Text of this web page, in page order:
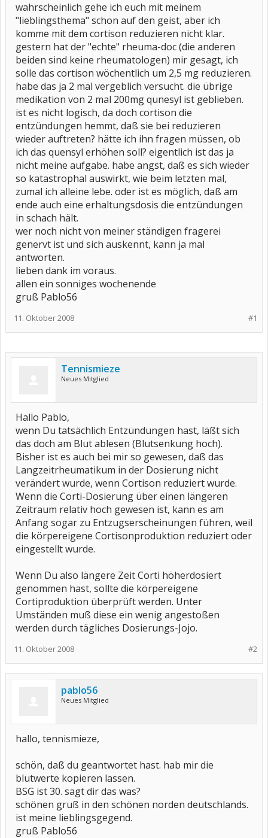
wahrscheinlich gehe ich euch mit meinem
"lieblingsthema" schon auf den geist, aber ich
komme mit dem cortison reduzieren nicht klar.
gestern hat der "echte" rheuma-doc (die anderen
beiden sind keine rheumatologen) mir gesagt, ich
solle das cortison wöchentlich um 2,5 mg reduzieren.
habe das ja 2 mal vergeblich versucht. die übrige
medikation von 2 mal 200mg qunesyl ist geblieben.
ist es nicht logisch, da doch cortison die
entzündungen hemmt, daß sie bei reduzieren
wieder auftreten? hätte ich ihn fragen müssen, ob
ich das quensyl erhöhen soll? eigentlich ist das ja
nicht meine aufgabe. habe angst, daß es sich wieder
so katastrophal auswirkt, wie beim letzten mal,
zumal ich alleine lebe. oder ist es möglich, daß am
ende auch eine erhaltungsdosis die entzündungen
in schach hält.
wer noch nicht von meiner ständigen fragerei
genervt ist und sich auskennt, kann ja mal
antworten.
lieben dank im voraus.
allen ein sonniges wochenende
gruß Pablo56
#1
11. Oktober 2008
Tennismieze
Neues Mitglied
Hallo Pablo,
wenn Du tatsächlich Entzündungen hast, läßt sich
das doch am Blut ablesen (Blutsenkung hoch).
Bisher ist es auch bei mir so gewesen, daß das
Langzeitrheumatikum in der Dosierung nicht
verändert wurde, wenn Cortison reduziert wurde.
Wenn die Corti-Dosierung über einen längeren
Zeitraum relativ hoch gewesen ist, kann es am
Anfang sogar zu Entzugserscheinungen führen, weil
die körpereigene Cortisonproduktion reduziert oder
eingestellt wurde.
Wenn Du also längere Zeit Corti höherdosiert
genommen hast, sollte die körpereigene
Cortiproduktion überprüft werden. Unter
Umständen muß diese ein wenig angestoßen
werden durch tägliches Dosierungs-Jojo.
#2
11. Oktober 2008
pablo56
Neues Mitglied
hallo, tennismieze,
schön, daß du geantwortet hast. hab mir die
blutwerte kopieren lassen.
BSG ist 30. sagt dir das was?
schönen gruß in den schönen norden deutschlands.
ist meine lieblingsgegend.
gruß Pablo56